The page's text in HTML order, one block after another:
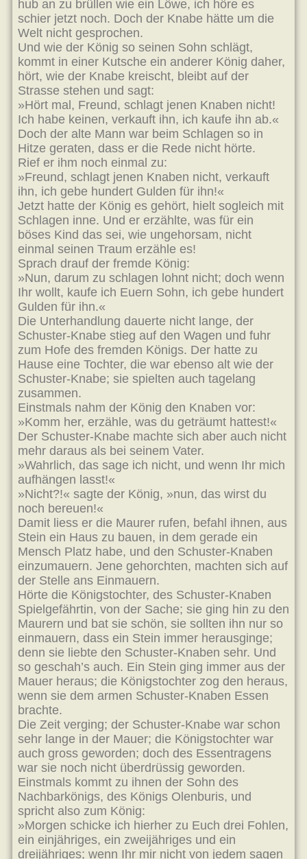
hub an zu brüllen wie ein Löwe, ich höre es
schier jetzt noch. Doch der Knabe hätte um die
Welt nicht gesprochen.
Und wie der König so seinen Sohn schlägt,
kommt in einer Kutsche ein anderer König daher,
hört, wie der Knabe kreischt, bleibt auf der
Strasse stehen und sagt:
»Hört mal, Freund, schlagt jenen Knaben nicht!
Ich habe keinen, verkauft ihn, ich kaufe ihn ab.«
Doch der alte Mann war beim Schlagen so in
Hitze geraten, dass er die Rede nicht hörte.
Rief er ihm noch einmal zu:
»Freund, schlagt jenen Knaben nicht, verkauft
ihn, ich gebe hundert Gulden für ihn!«
Jetzt hatte der König es gehört, hielt sogleich mit
Schlagen inne. Und er erzählte, was für ein
böses Kind das sei, wie ungehorsam, nicht
einmal seinen Traum erzähle es!
Sprach drauf der fremde König:
»Nun, darum zu schlagen lohnt nicht; doch wenn
Ihr wollt, kaufe ich Euern Sohn, ich gebe hundert
Gulden für ihn.«
Die Unterhandlung dauerte nicht lange, der
Schuster-Knabe stieg auf den Wagen und fuhr
zum Hofe des fremden Königs. Der hatte zu
Hause eine Tochter, die war ebenso alt wie der
Schuster-Knabe; sie spielten auch tagelang
zusammen.
Einstmals nahm der König den Knaben vor:
»Komm her, erzähle, was du geträumt hattest!«
Der Schuster-Knabe machte sich aber auch nicht
mehr daraus als bei seinem Vater.
»Wahrlich, das sage ich nicht, und wenn Ihr mich
aufhängen lasst!«
»Nicht?!« sagte der König, »nun, das wirst du
noch bereuen!«
Damit liess er die Maurer rufen, befahl ihnen, aus
Stein ein Haus zu bauen, in dem gerade ein
Mensch Platz habe, und den Schuster-Knaben
einzumauern. Jene gehorchten, machten sich auf
der Stelle ans Einmauern.
Hörte die Königstochter, des Schuster-Knaben
Spielgefährtin, von der Sache; sie ging hin zu den
Maurern und bat sie schön, sie sollten ihn nur so
einmauern, dass ein Stein immer herausginge;
denn sie liebte den Schuster-Knaben sehr. Und
so geschah’s auch. Ein Stein ging immer aus der
Mauer heraus; die Königstochter zog den heraus,
wenn sie dem armen Schuster-Knaben Essen
brachte.
Die Zeit verging; der Schuster-Knabe war schon
sehr lange in der Mauer; die Königstochter war
auch gross geworden; doch des Essentragens
war sie noch nicht überdrüssig geworden.
Einstmals kommt zu ihnen der Sohn des
Nachbarkönigs, des Königs Olenburis, und
spricht also zum König:
»Morgen schicke ich hierher zu Euch drei Fohlen,
ein einjähriges, ein zweijähriges und ein
dreijähriges; wenn Ihr mir nicht von jedem sagen